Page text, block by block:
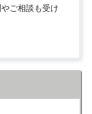
ご相談も受け